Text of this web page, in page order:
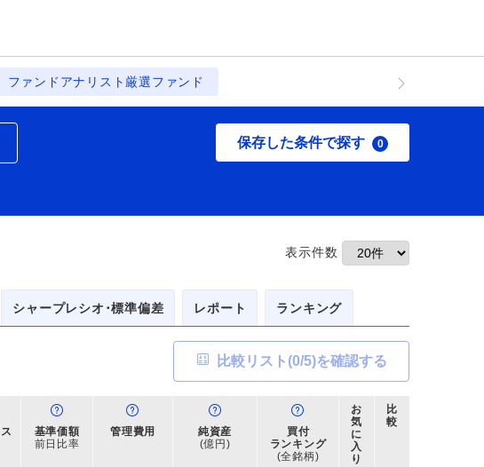
ファンドアナリスト厳選ファンド
保存した条件で探す 0
表示件数
シャープレシオ･標準偏差 レポート ランキング
比較リスト(0/5)を確認する
基準価額
前日比率
管理費用
純資産
(億円)
買付
ランキング
(全銘柄)
お
気
に
入
り
比
較